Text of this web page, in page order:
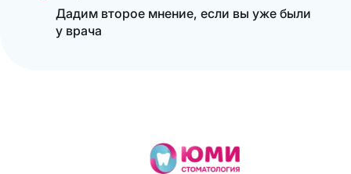
Дадим второе мнение, если вы уже были
у врача